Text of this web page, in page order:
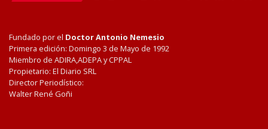
Fundado por el Doctor Antonio Nemesio
Primera edición: Domingo 3 de Mayo de 1992
Miembro de ADIRA,ADEPA y CPPAL
Propietario: El Diario SRL
Director Periodístico:
Walter René Goñi